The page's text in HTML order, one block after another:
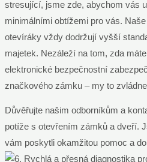
stresující, jsme zde, abychom vás
minimálními obtížemi pro vás.
otevíráky vždy dodržují vyšší
majetek. Nezáleží na tom, zda
elektronické bezpečnostní
značkového zámku – my to
Důvěřujte našim odborníkům a
potíže s otevřením zámků a dveří.
vám poskytli okamžitou pomoc a